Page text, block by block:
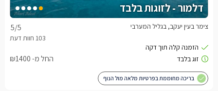
דלמור - לזוגות בלבד
5/5 צימר בעין יעקב, בגליל המערבי
החל מ- ₪1400
בריכה מחוממת בפרטיות מלאה מול הנוף